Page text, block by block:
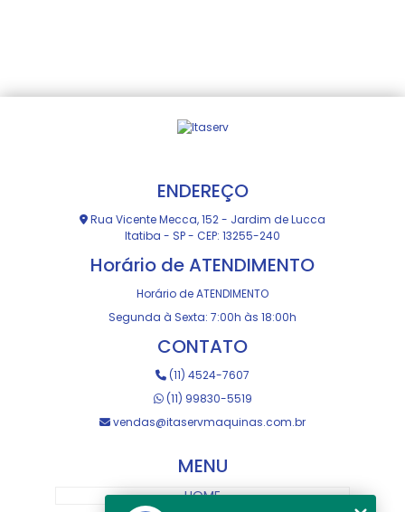
ENDEREÇO
Rua Vicente Mecca, 152 - Jardim de Lucca
Itatiba - SP - CEP: 13255-240
Horário de ATENDIMENTO
Horário de ATENDIMENTO
Segunda à Sexta: 7:00h às 18:00h
CONTATO
(11) 4524-7607
(11) 99830-5519
vendas@itaservmaquinas.com.br
MENU
HOME